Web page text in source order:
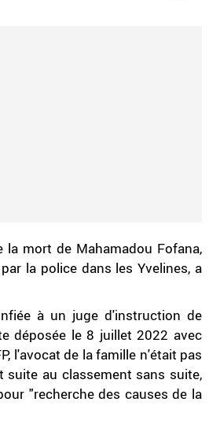
mort de Mahamadou Fofana,
la police dans les Yvelines, a
à un juge d'instruction de
déposée le 8 juillet 2022 avec
l'avocat de la famille n'était pas
suite au classement sans suite,
"recherche des causes de la